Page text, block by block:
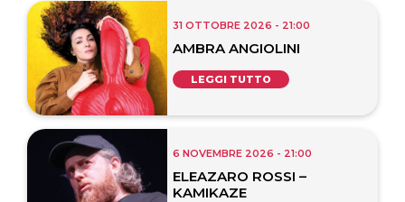
31 OTTOBRE 2026 - 21:00
AMBRA ANGIOLINI
LEGGI TUTTO
6 NOVEMBRE 2026 - 21:00
ELEAZARO ROSSI –
KAMIKAZE